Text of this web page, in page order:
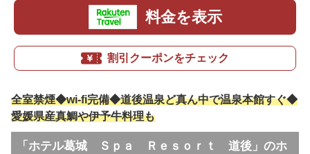
料金を表示
割引クーポンをチェック
全室禁煙◆wi-fi完備◆道後温泉ど真ん中で温泉本館すぐ◆
愛媛県産真鯛や伊予牛料理も
「ホテル葛城 Ｓｐａ Ｒｅｓｏｒｔ 道後」のホ